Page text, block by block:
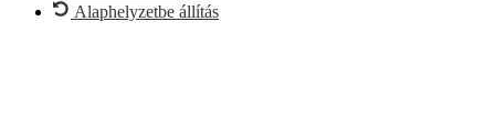
Alaphelyzetbe állítás